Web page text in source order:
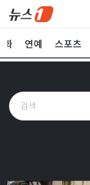
화 연예 스포츠